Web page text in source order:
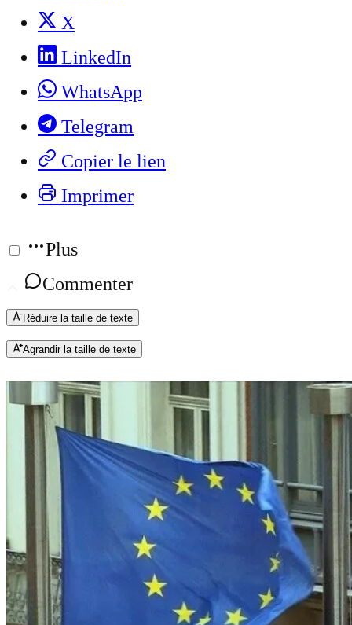
X
LinkedIn
WhatsApp
Telegram
Copier le lien
Imprimer
Plus
Commenter
Réduire la taille de texte
Agrandir la taille de texte